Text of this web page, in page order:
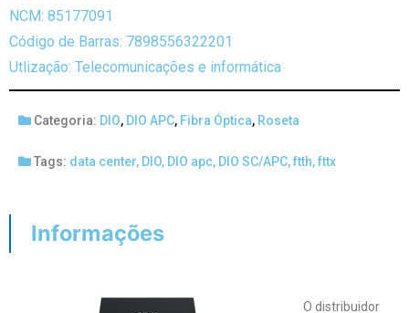
NCM: 85177091
Código de Barras: 7898556322201
Utlização: Telecomunicações e informática
Categoria: DIO, DIO APC, Fibra Óptica, Roseta
Tags: data center, DIO, DIO apc, DIO SC/APC,ftth,fttx
Informações
O distribuidor